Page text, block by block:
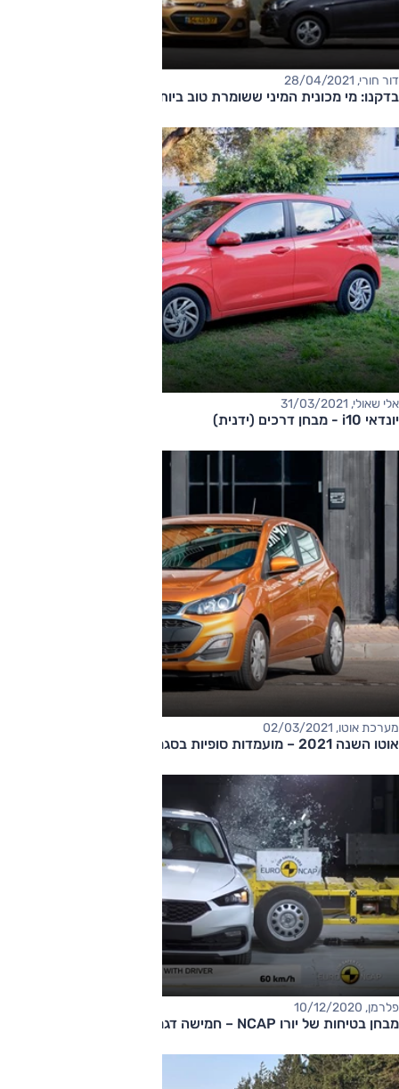
דור חורי, 28/04/2021
בדקנו: מי מכונית המיני ששומרת טוב ביותר על ערכה?
אלי שאולי, 31/03/2021
יונדאי i10 - מבחן דרכים (ידנית)
מערכת אוטו, 02/03/2021
אוטו השנה 2021 – מועמדות סופיות בסגמנט המיני
פלרמן, 10/12/2020
מבחן בטיחות של יורו NCAP – חמישה דגמים עם חמישה כוכבים